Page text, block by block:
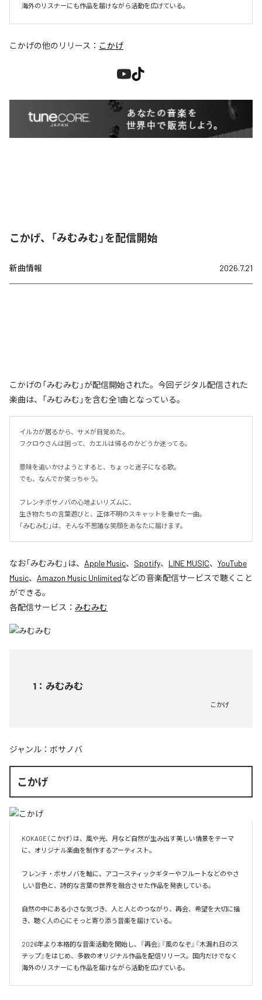
海外のリスナーにも作品を届けながら活動を広げている。
こかげの他のリリース： こかげ
こかげ、「みむみむ」を配信開始
新曲情報 2026.7.21
こかげの「みむみむ」が配信開始された。今回デジタル配信された
楽曲は、「みむみむ」を含む全1曲となっている。
イルカが居るから、サメが目覚めた。
フクロウさんは困って、カエルは帰るのかどうか迷ってる。
意味を追いかけようとすると、ちょっと迷子になる歌。
でも、なんでか笑っちゃう。
フレンチボサノバの心地よいリズムに、
生き物たちの言葉遊びと、正体不明のスキャットを乗せた一曲。
「みむみむ」は、そんな不思議な笑顔をあなたに届けます。
なお「みむみむ 」は、 Apple Music、 Spotify、 LINE MUSIC、 YouTube
Music、 Amazon Music Unlimitedなどの音楽配信サービスで聴くこと
ができる。
各配信サービス： みむみむ
1 ： みむみむ
こかげ
ジャンル： ボサノバ
こかげ
KOKAGE（こかげ）は、風や光、月など自然が生み出す美しい情景をテーマ
に、オリジナル楽曲を制作するアーティスト。
フレンチ・ボサノバを軸に、アコースティックギターやフルートなどのやさ
しい音色と、詩的な言葉の世界を融合させた作品を発表している。
自然の中にある小さな気づき、人と人とのつながり、再会、希望を大切に描
き、聴く人の心にそっと寄り添う音楽を届けている。
2026年より本格的な音楽活動を開始し、『再会』『風のなぞ』『木漏れ日のス
テップ』をはじめ、多数のオリジナル作品を配信リリース。国内だけでなく
海外のリスナーにも作品を届けながら活動を広げている。